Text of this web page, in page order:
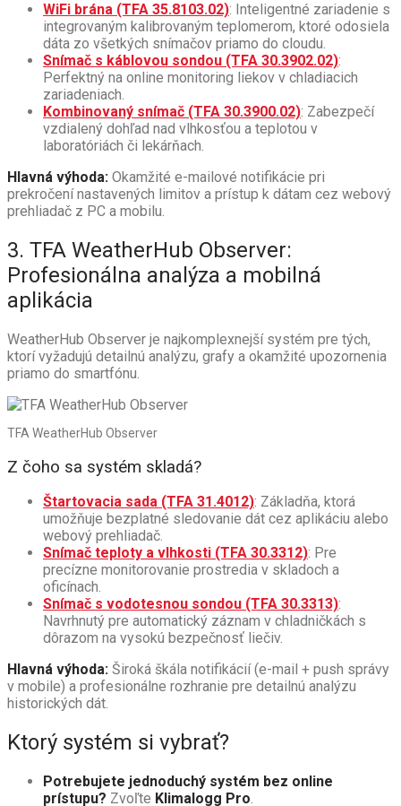
WiFi brána (TFA 35.8103.02): Inteligentné zariadenie s
integrovaným kalibrovaným teplomerom, ktoré odosiela
dáta zo všetkých snímačov priamo do cloudu.
Snímač s káblovou sondou (TFA 30.3902.02):
Perfektný na online monitoring liekov v chladiacich
zariadeniach.
Kombinovaný snímač (TFA 30.3900.02): Zabezpečí
vzdialený dohľad nad vlhkosťou a teplotou v
laboratóriách či lekárňach.
Hlavná výhoda: Okamžité e-mailové notifikácie pri
prekročení nastavených limitov a prístup k dátam cez webový
prehliadač z PC a mobilu.
3. TFA WeatherHub Observer:
Profesionálna analýza a mobilná
aplikácia
WeatherHub Observer je najkomplexnejší systém pre tých,
ktorí vyžadujú detailnú analýzu, grafy a okamžité upozornenia
priamo do smartfónu.
TFA WeatherHub Observer
Z čoho sa systém skladá?
Štartovacia sada (TFA 31.4012): Základňa, ktorá
umožňuje bezplatné sledovanie dát cez aplikáciu alebo
webový prehliadač.
Snímač teploty a vlhkosti (TFA 30.3312): Pre
precízne monitorovanie prostredia v skladoch a
oficínach.
Snímač s vodotesnou sondou (TFA 30.3313):
Navrhnutý pre automatický záznam v chladničkách s
dôrazom na vysokú bezpečnosť liečiv.
Hlavná výhoda: Široká škála notifikácií (e-mail + push správy
v mobile) a profesionálne rozhranie pre detailnú analýzu
historických dát.
Ktorý systém si vybrať?
Potrebujete jednoduchý systém bez online
prístupu? Zvoľte Klimalogg Pro.